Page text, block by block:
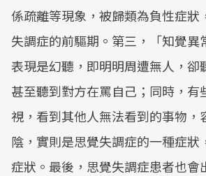
係疏離等現象，被歸類為負性症狀
失調症的前驅期。第三，「知覺異
表現是幻聽，即明明周遭無人，卻
甚至聽到對方在罵自己；同時，有
視，看到其他人無法看到的事物，
陰，實則是思覺失調症的一種症狀
症狀。最後，思覺失調症患者也會